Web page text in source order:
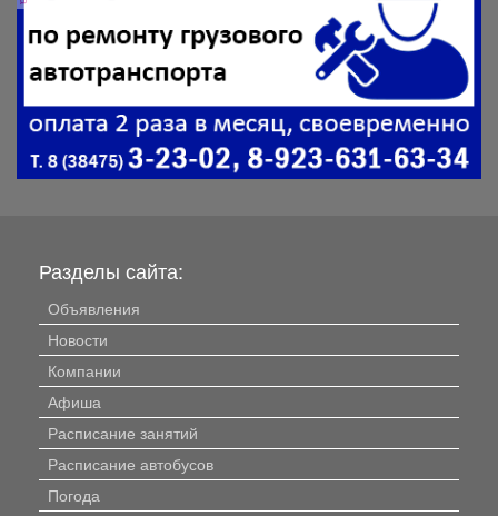
Разделы сайта:
Объявления
Новости
Компании
Афиша
Расписание занятий
Расписание автобусов
Погода